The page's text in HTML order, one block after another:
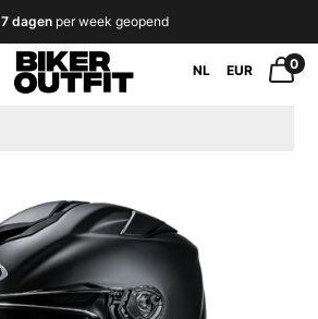
7 dagenper week geopend
NL EUR 0